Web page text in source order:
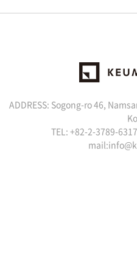
ADDRESS: Sogong-ro 46,
TEL: +82-2-3789-